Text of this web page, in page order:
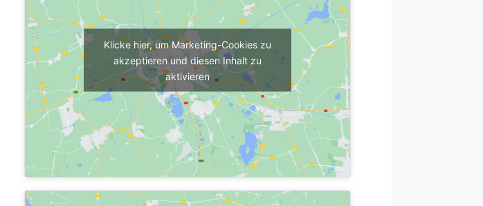
Klicke hier, um Marketing-Cookies zu
akzeptieren und diesen Inhalt zu
aktivieren